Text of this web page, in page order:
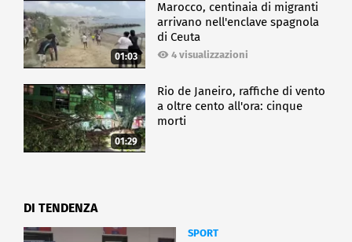
01:03
Marocco, centinaia di migranti
arrivano nell'enclave spagnola
di Ceuta
4 visualizzazioni
01:29
Rio de Janeiro, raffiche di vento
a oltre cento all'ora: cinque
morti
DI TENDENZA
SPORT